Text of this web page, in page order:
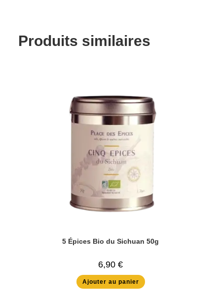
Produits similaires
5 Épices Bio du Sichuan 50g
6,90 €
Ajouter au panier